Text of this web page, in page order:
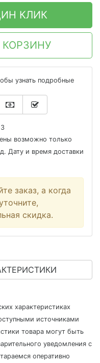
КЛИК
узнать подробные
возможно только
Дату и время доставки
заказ, а когда
скидка.
характеристиках
источниками
товара могут быть
уведомления с
оперативно